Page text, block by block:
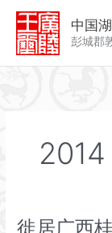
中国
彭城郡
2014
徙居广西